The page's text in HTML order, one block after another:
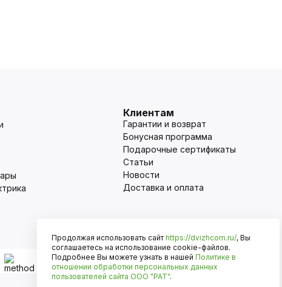
Клиентам
Гарантии и возврат
Бонусная программа
Подарочные сертификаты
Статьи
Новости
Доставка и оплата
Оплата
Продолжая использовать сайт https://dvizhcom.ru/, Вы
соглашаетесь на использование cookie-файлов.
Подробнее Вы можете узнать в нашей Политике в
отношении обработки персональных данных
пользователей сайта ООО "РАТ".